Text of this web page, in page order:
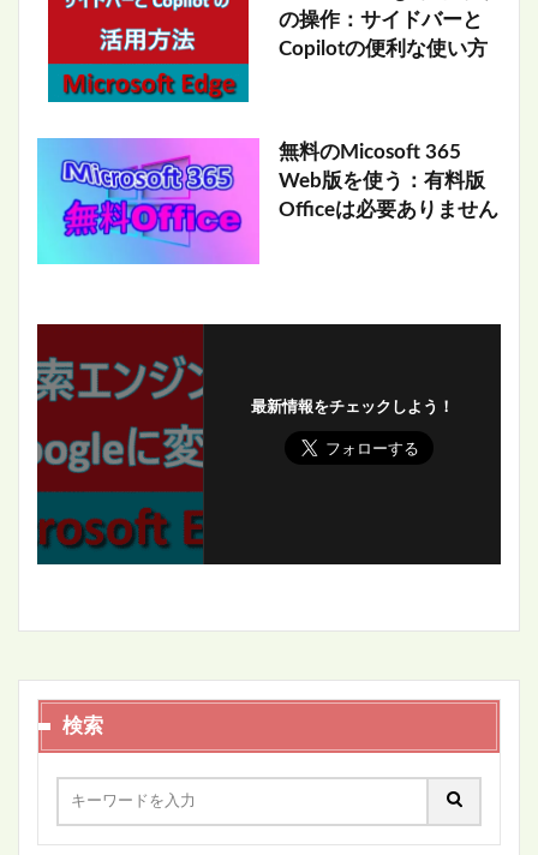
の操作：サイドバーと
Copilotの便利な使い方
無料のMicosoft 365
Web版を使う：有料版
Officeは必要ありません
最新情報をチェックしよう！
検索